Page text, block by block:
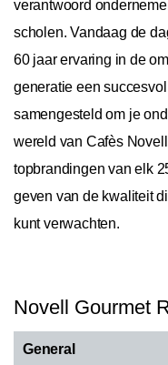
verantwoord
scholen. Vandaag de
60 jaar ervaring in de
generatie een
samengesteld om je
wereld van Cafès
topbrandingen van elk
geven van de kwaliteit
kunt verwachten.
Novell Gourmet
General